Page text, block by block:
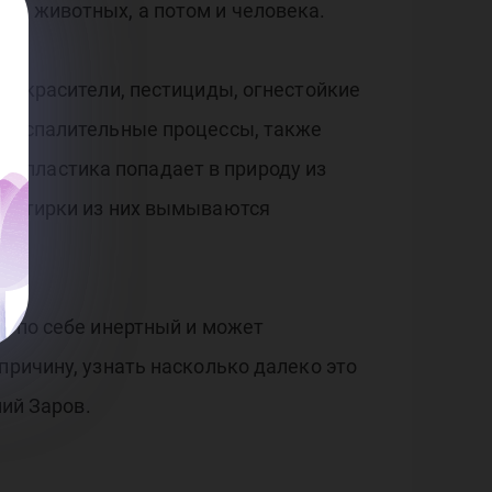
животных, а потом и человека.
красители, пестициды, огнестойкие
процессы, также
попадает в природу из
стирки из них вымываются
по себе инертный и может
узнать насколько далеко это
Заров.